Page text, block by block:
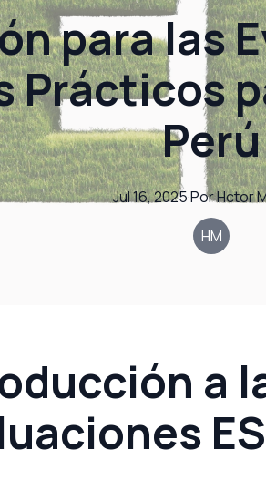
para las
Prácticos
Perú
Jul 16, 2025·PorHctor
HM
a